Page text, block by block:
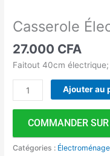
Casserole
27.000 CFA
Faitout 40cm
Ajouter au
COMMANDER
Catégories :